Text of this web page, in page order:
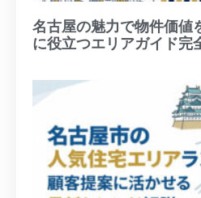
名古屋の魅力で物件価値
に役立つエリアガイド完